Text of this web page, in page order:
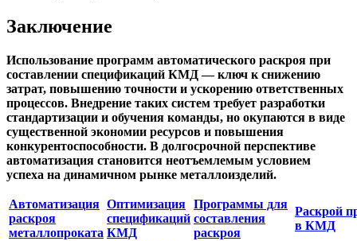
Заключение
Использование программ автоматического раскроя при
составлении спецификаций КМД — ключ к снижению
затрат, повышению точности и ускорению ответственных
процессов. Внедрение таких систем требует разработки
стандартизации и обучения команды, но окупаются в виде
существенной экономии ресурсов и повышения
конкурентоспособности. В долгосрочной перспективе
автоматизация становится неотъемлемым условием
успеха на динамичном рынке металлоизделий.
Автоматизация
раскроя
металлопроката
Оптимизация
спецификаций
КМД
Программы для
составления
раскроя
Раскрой
в КМД